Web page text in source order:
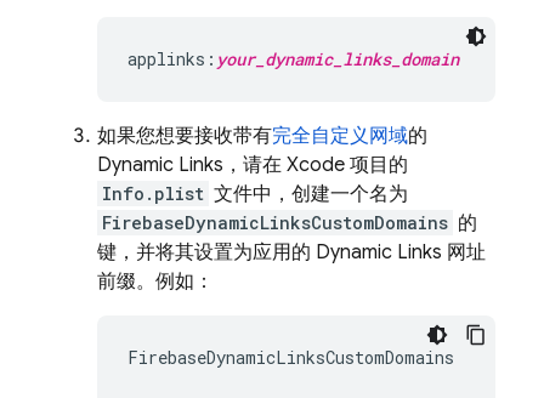
applinks: your_dynamic_links_domain
如果您想要接收带有完全自定义网域的
Dynamic Links ，请在 Xcode 项目的
Info.plist 文件中，创建一个名为
FirebaseDynamicLinksCustomDomains 的
键，并将其设置为应用的 Dynamic Links 网址
前缀。例如：
FirebaseDynamicLinksCustomDomains